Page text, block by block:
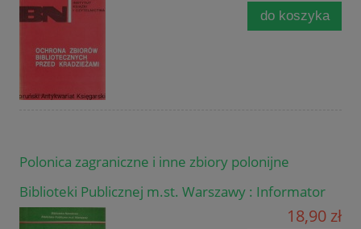
do koszyka
Polonica zagraniczne i inne zbiory polonijne
Biblioteki Publicznej m.st. Warszawy : Informator
18,90 zł